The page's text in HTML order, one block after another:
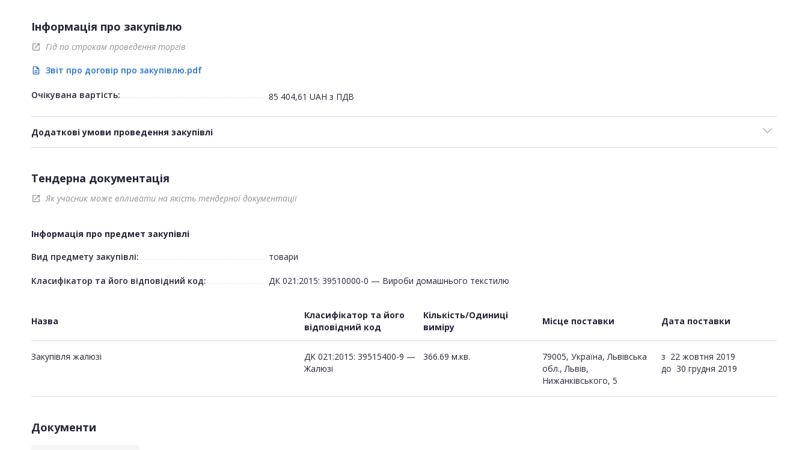
Інформація про закупівлю
open_in_new Гід по строкам проведення торгів
description Звіт про договір про закупівлю.pdf
Очікувана вартість: 85 404,61 UAH з ПДВ
Додаткові умови проведення закупівлі
Тендерна документація
open_in_new Як учасник може впливати на якість тендерної документації
Інформація про предмет закупівлі
Вид предмету закупівлі:
товари
Класифікатор та його відповідний код: ДК 021:2015: 39510000-0 — Вироби домашнього текстилю
Назва
Класифікатор та його
відповідний код
Кількість/Одиниці
виміру
Місце поставки Дата поставки
Закупівля жалюзі
ДК 021:2015: 39515400-9 —
Жалюзі
366.69 м.кв.
79005, Україна, Львівська
обл., Львів,
Нижанківського, 5
з 22 жовтня 2019
до 30 грудня 2019
Документи